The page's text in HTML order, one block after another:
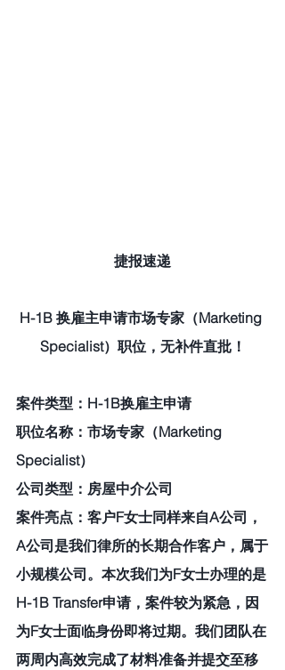
捷报速递
H-1B 换雇主申请市场专家（Marketing
Specialist）职位，无补件直批！
案件类型：H-1B换雇主申请
职位名称：市场专家（Marketing
Specialist）
公司类型：房屋中介公司
案件亮点：客户F女士同样来自A公司，
A公司是我们律所的长期合作客户，属于
小规模公司。本次我们为F女士办理的是
H-1B Transfer申请，案件较为紧急，因
为F女士面临身份即将过期。我们团队在
两周内高效完成了材料准备并提交至移